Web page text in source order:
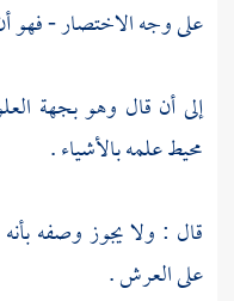
على وجه الاختصار - فهو
إلى أن قال وهو بجهة
محيط علمه بالأشياء .
قال : ولا يجوز وصفه
على العرش .